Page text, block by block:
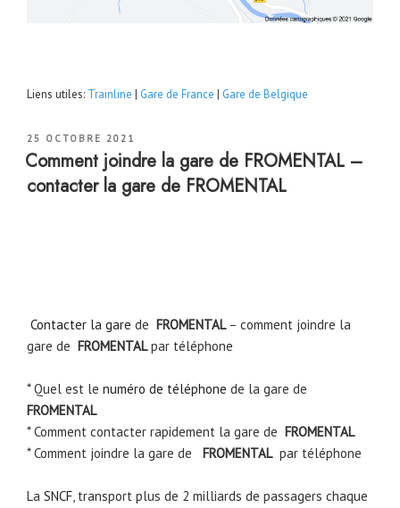
Liens utiles: Trainline | Gare de France | Gare de Belgique
PUBLIÉ
LE
25 OCTOBRE 2021
Comment joindre la gare de FROMENTAL –
contacter la gare de FROMENTAL
Contacter la gare de FROMENTAL– comment joindre la
gare de FROMENTALpar téléphone
* Quel est le numéro de téléphone de la gare de
FROMENTAL
* Comment contacter rapidement la gare de FROMENTAL
* Comment joindre la gare de
FROMENTALpar téléphone
La SNCF, transport plus de 2 milliards de passagers chaque